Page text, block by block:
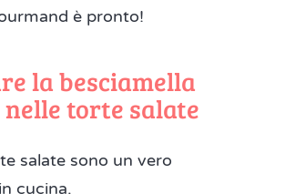
è pronto!
la besciamella
torte salate
salate sono un vero
cucina.